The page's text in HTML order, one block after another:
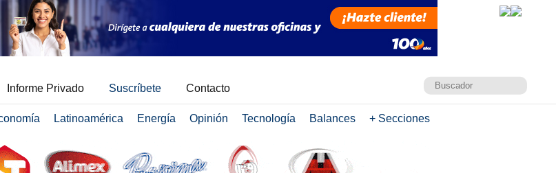
Informe Privado Suscríbete Contacto
Latinoamérica Energía Opinión Tecnología Balances + Secciones